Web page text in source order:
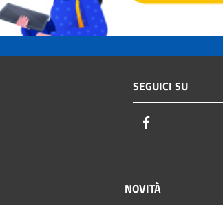
SEGUICI SU
NOVITÀ